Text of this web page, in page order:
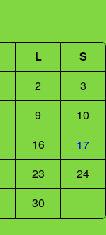
L
S
2
3
9
10
16
17
23
24
30